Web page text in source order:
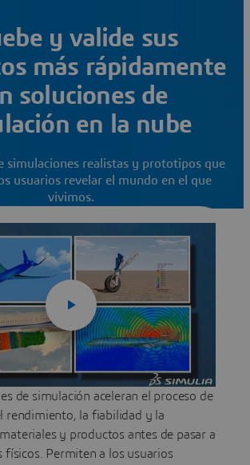
y valide sus
más rápidamente
soluciones de
en la nube
simulaciones realistas y prototipos que
usuarios revelar el mundo en el que
vivimos.
nosotros para obtener más
información
de simulación aceleran el proceso de
rendimiento, la fiabilidad y la
y productos antes de pasar a
físicos. Permiten a los usuarios